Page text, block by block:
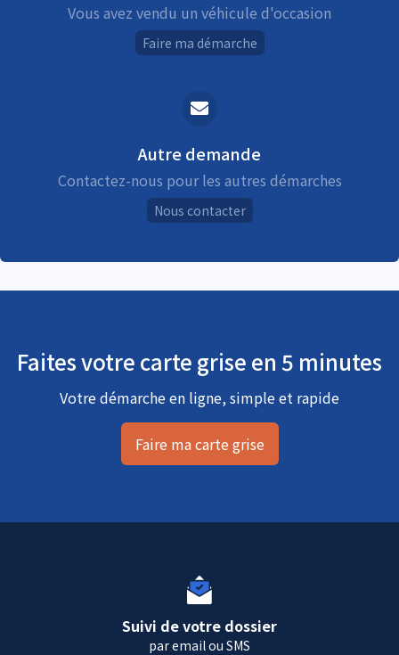
Vous avez vendu un véhicule d'occasion
Faire ma démarche
Autre demande
Contactez-nous pour les autres démarches
Nous contacter
Faites votre carte grise en 5 minutes
Votre démarche en ligne, simple et rapide
Faire ma carte grise
Suivi de votre dossier
par email ou SMS